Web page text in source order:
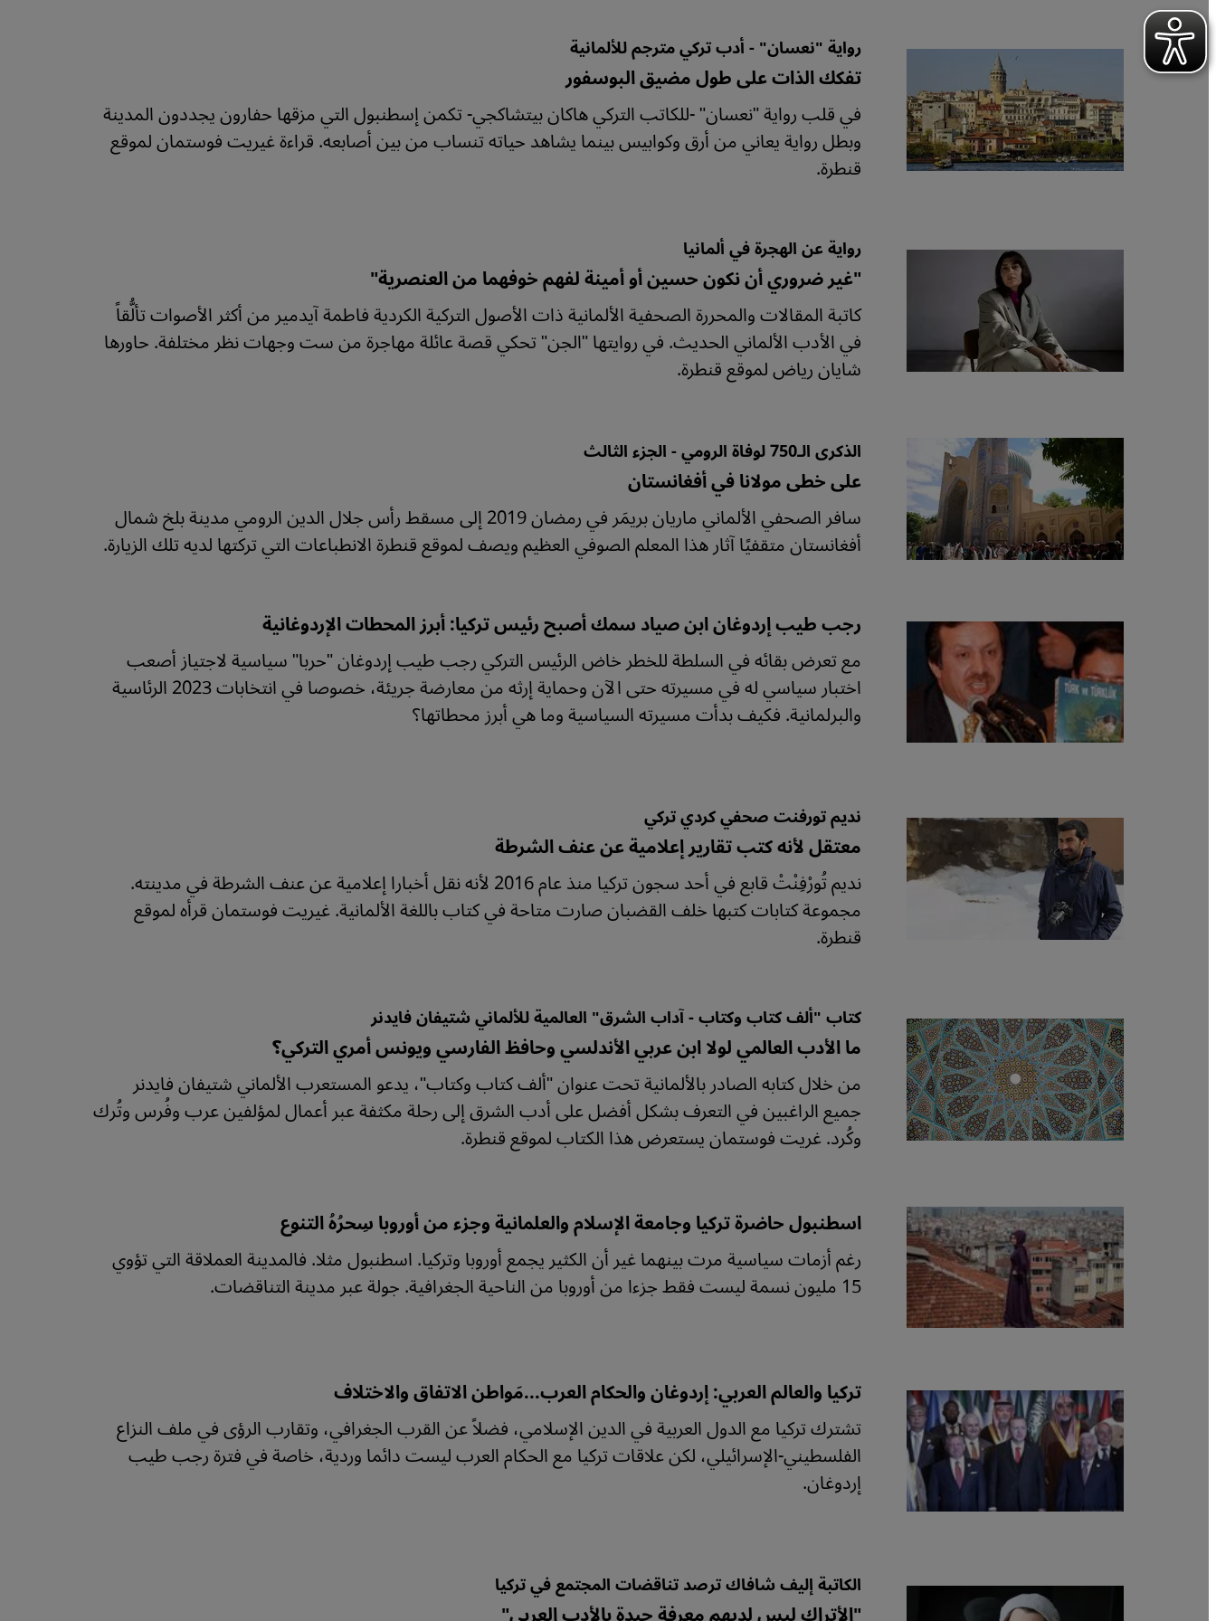
رواية "نعسان" - أدب تركي مترجم للألمانية
تفكك الذات على طول مضيق البوسفور
في قلب رواية "نعسان" -للكاتب التركي هاكان بيتشاكجي- تكمن إسطنبول التي مزقها حفارون يجددون المدينة
وبطل رواية يعاني من أرق وكوابيس بينما يشاهد حياته تنساب من بين أصابعه. قراءة غيريت فوستمان لموقع
قنطرة.
رواية عن الهجرة في ألمانيا
"غير ضروري أن نكون حسين أو أمينة لفهم خوفهما من العنصرية"
كاتبة المقالات والمحررة الصحفية الألمانية ذات الأصول التركية الكردية فاطمة آيدمير من أكثر الأصوات تألُّقاً
في الأدب الألماني الحديث. في روايتها "الجن" تحكي قصة عائلة مهاجرة من ست وجهات نظر مختلفة. حاورها
شايان رياض لموقع قنطرة.
الذكرى الـ750 لوفاة الرومي - الجزء الثالث
على خطى مولانا في أفغانستان
سافر الصحفي الألماني ماريان بريمَر في رمضان 2019 إلى مسقط رأس جلال الدين الرومي مدينة بلخ شمال
أفغانستان متقفيًا آثار هذا المعلم الصوفي العظيم ويصف لموقع قنطرة الانطباعات التي تركتها لديه تلك الزيارة.
رجب طيب إردوغان ابن صياد سمك أصبح رئيس تركيا: أبرز المحطات الإردوغانية
مع تعرض بقائه في السلطة للخطر خاض الرئيس التركي رجب طيب إردوغان "حربا" سياسية لاجتياز أصعب
اختبار سياسي له في مسيرته حتى الآن وحماية إرثه من معارضة جريئة، خصوصا في انتخابات 2023 الرئاسية
والبرلمانية. فكيف بدأت مسيرته السياسية وما هي أبرز محطاتها؟
نديم تورفنت صحفي كردي تركي
معتقل لأنه كتب تقارير إعلامية عن عنف الشرطة
نديم تُورْفِنْتْ قابع في أحد سجون تركيا منذ عام 2016 لأنه نقل أخبارا إعلامية عن عنف الشرطة في مدينته.
مجموعة كتابات كتبها خلف القضبان صارت متاحة في كتاب باللغة الألمانية. غيريت فوستمان قرأه لموقع
قنطرة.
كتاب "ألف كتاب وكتاب - آداب الشرق" العالمية للألماني شتيفان فايدنر
ما الأدب العالمي لولا ابن عربي الأندلسي وحافظ الفارسي ويونس أمري التركي؟
من خلال كتابه الصادر بالألمانية تحت عنوان "ألف كتاب وكتاب"، يدعو المستعرب الألماني شتيفان فايدنر
جميع الراغبين في التعرف بشكل أفضل على أدب الشرق إلى رحلة مكثفة عبر أعمال لمؤلفين عرب وفُرس وتُرك
وكُرد. غريت فوستمان يستعرض هذا الكتاب لموقع قنطرة.
اسطنبول حاضرة تركيا وجامعة الإسلام والعلمانية وجزء من أوروبا سِحرُهُ التنوع
رغم أزمات سياسية مرت بينهما غير أن الكثير يجمع أوروبا وتركيا. اسطنبول مثلا. فالمدينة العملاقة التي تؤوي
15 مليون نسمة ليست فقط جزءا من أوروبا من الناحية الجغرافية. جولة عبر مدينة التناقضات.
تركيا والعالم العربي: إردوغان والحكام العرب...مَواطن الاتفاق والاختلاف
تشترك تركيا مع الدول العربية في الدين الإسلامي، فضلاً عن القرب الجغرافي، وتقارب الرؤى في ملف النزاع
الفلسطيني-الإسرائيلي، لكن علاقات تركيا مع الحكام العرب ليست دائما وردية، خاصة في فترة رجب طيب
إردوغان.
الكاتبة إليف شافاك ترصد تناقضات المجتمع في تركيا